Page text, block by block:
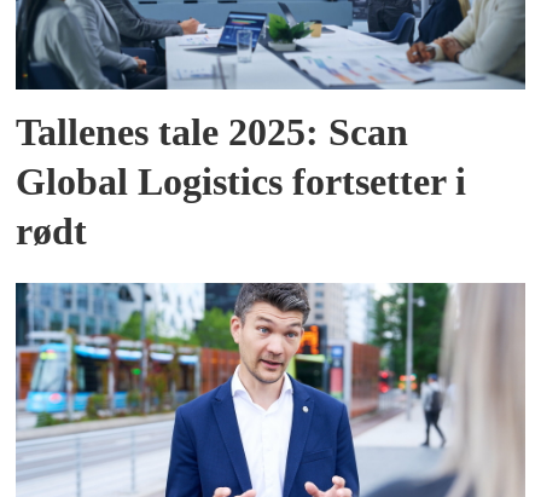
Tallenes tale 2025: Scan
Global Logistics fortsetter i
rødt